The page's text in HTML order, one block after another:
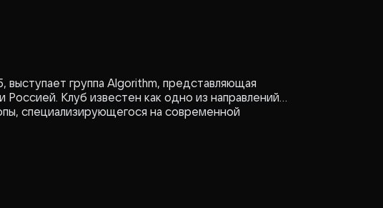
выступает группа Algorithm, представляющая
Клуб известен как одно из направлений
специализирующегося на современной
и интимную атмосферу, что может быть
стилей современной музыки.